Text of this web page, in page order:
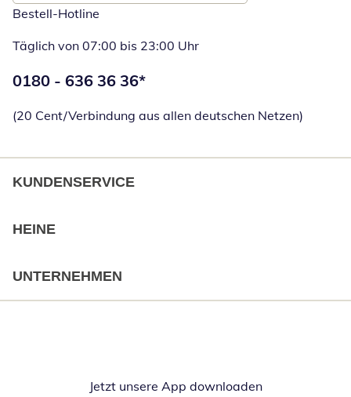
Bestell-Hotline
Täglich von 07:00 bis 23:00 Uhr
Telefonnummer:
0180 - 636 36 36*
(20 Cent/Verbindung aus allen deutschen Netzen)
KUNDENSERVICE
HEINE
UNTERNEHMEN
Jetzt unsere App downloadenÖffnet in